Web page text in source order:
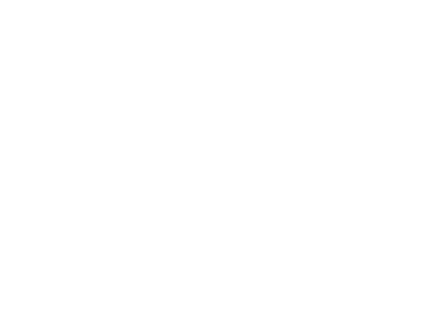
internetom (zdarma), trezorom (prípadne za poplatok)
internetom (zdarma), trezorom (prípadne za poplatok)
internetom (zdarma), trezorom (prípadne za poplatok)
internetom (zdarma), trezorom (prípadne za poplatok)